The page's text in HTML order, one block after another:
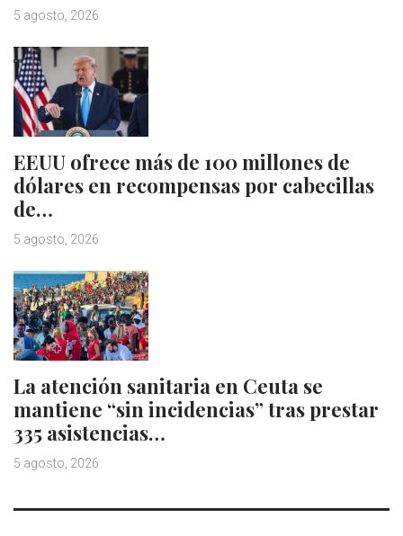
5 agosto, 2026
EEUU ofrece más de 100 millones de
dólares en recompensas por cabecillas
de…
5 agosto, 2026
La atención sanitaria en Ceuta se
mantiene “sin incidencias” tras prestar
335 asistencias…
5 agosto, 2026